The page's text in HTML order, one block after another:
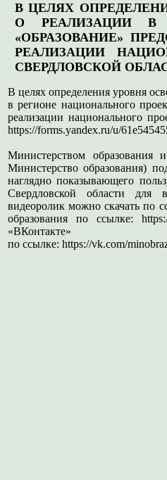
В ЦЕЛЯХ
О РЕАЛИЗАЦИИ В
«ОБРАЗОВАНИЕ»
РЕАЛИЗАЦИИ
СВЕРДЛОВСКОЙ
В целях определения уровня
в регионе национального
реализации национального
https://forms.yandex.ru/u/
Министерством образования
Министерство образования)
наглядно показывающего
Свердловской области для
видеоролик можно скачать по
образования по ссылке:
«ВКонтакте»
по ссылке: https://vk.com/